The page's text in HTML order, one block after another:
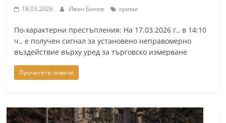
18.03.2026 Иван Бонев крими
По-характерни престъпления: На 17.03.2026 г., в 14:10
ч., е получен сигнал за установено неправомерно
въздействие върху уред за търговско измерване
Прочетете повече